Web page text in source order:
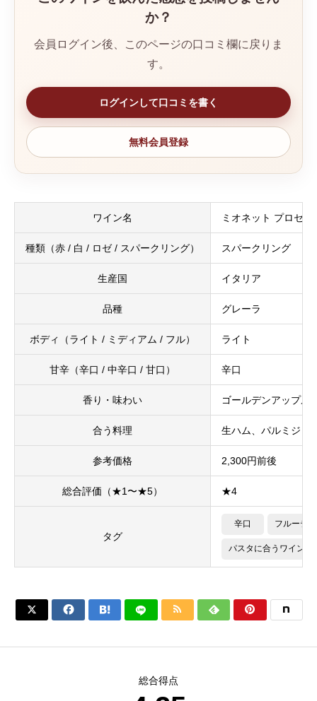
か？
会員ログイン後、このページの口コミ欄に戻りま
す。
ログインして口コミを書く
無料会員登録
ワイン名 ミオネット プロセ
種類（赤 / 白 / ロゼ / スパークリング） スパークリング
生産国 イタリア
品種 グレーラ
ボディ（ライト / ミディアム / フル） ライト
甘辛（辛口 / 中辛口 / 甘口） 辛口
香り・味わい ゴールデンアップル
合う料理 生ハム、パルミジャ
参考価格 2,300円前後
総合評価（★1〜★5） ★4
タグ
辛口 フルーティ
パスタに合うワイン
     
総合得点